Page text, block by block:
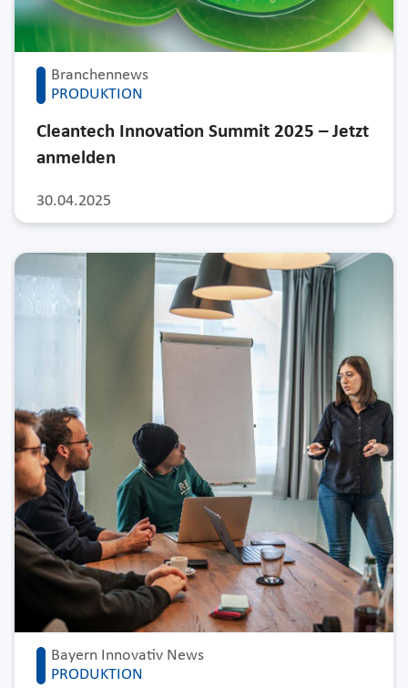
Branchennews
PRODUKTION
30.04.2025
Cleantech Innovation Summit 2025 – Jetzt
anmelden
Bayern Innovativ News
PRODUKTION